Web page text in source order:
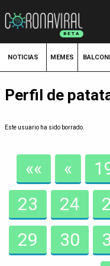
NOTICIAS MEMES
Perfil de
Este usuario ha sido borrado.
«« «
23
24
29
30